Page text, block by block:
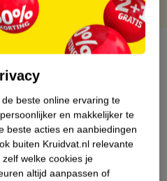
heeft (nog) geen Nature
beste online ervaring te
en makkelijker te
beste acties en aanbiedingen
buiten Kruidvat.nl relevante
welke cookies je
altijd aanpassen of